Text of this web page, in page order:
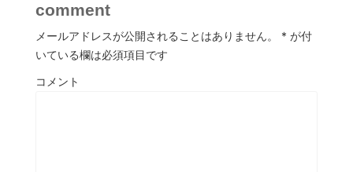
comment
メールアドレスが公開されることはありません。 * が付
いている欄は必須項目です
コメント